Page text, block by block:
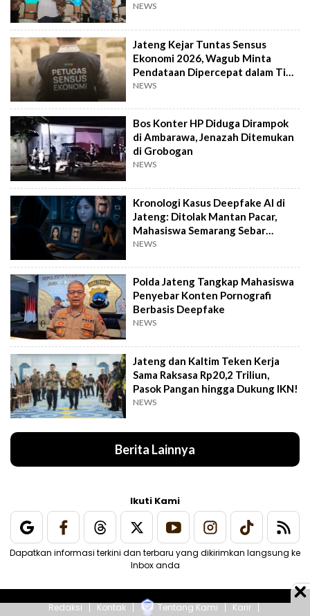
NEWS
Jateng Kejar Tuntas Sensus
Ekonomi 2026, Wagub Minta
Pendataan Dipercepat dalam Tiga
Pekan
NEWS
Bos Konter HP Diduga Dirampok
di Ambarawa, Jenazah Ditemukan
di Grobogan
NEWS
Kronologi Kasus Deepfake AI di
Jateng: Ditolak Mantan Pacar,
Mahasiswa Semarang Sebar
Konten Porno
NEWS
Polda Jateng Tangkap Mahasiswa
Penyebar Konten Pornografi
Berbasis Deepfake
NEWS
Jateng dan Kaltim Teken Kerja
Sama Raksasa Rp20,2 Triliun,
Pasok Pangan hingga Dukung IKN!
NEWS
Berita Lainnya
Ikuti Kami
Dapatkan informasi terkini dan terbaru yang dikirimkan langsung ke
Inbox anda
Redaksi Kontak Tentang Kami
Karir